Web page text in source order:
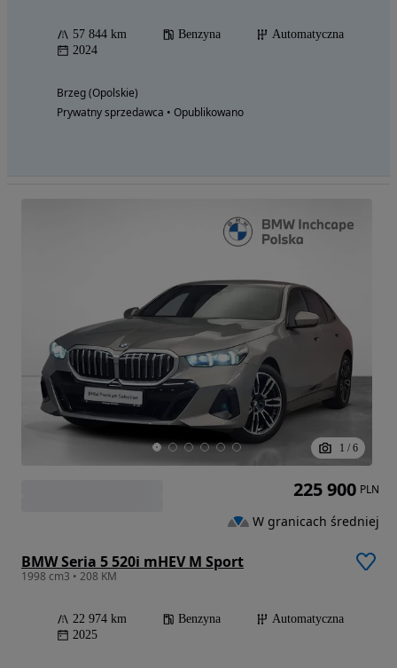
57 844 km Benzyna
Automatyczna
2024
Brzeg (Opolskie)
Prywatny sprzedawca • Opublikowano
1 / 6
BMW Seria 5 520i mHEV M Sport
1998 cm3 • 208 KM
22 974 km Benzyna
Automatyczna
2025
225 900 PLN
W granicach średniej